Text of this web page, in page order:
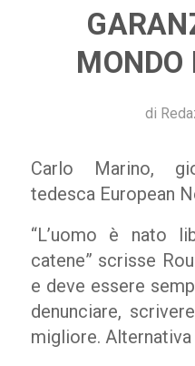
MONDO
di
Carlo Marino,
tedesca European
“L’uomo è nato
catene” scrisse
e deve essere
denunciare,
migliore.